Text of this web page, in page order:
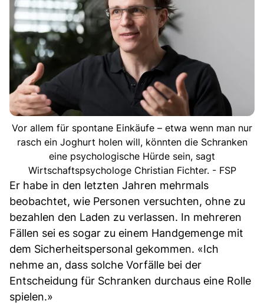
Vor allem für spontane Einkäufe – etwa wenn man nur
rasch ein Joghurt holen will, könnten die Schranken
eine psychologische Hürde sein, sagt
Wirtschaftspsychologe Christian Fichter. - FSP
Er habe in den letzten Jahren mehrmals
beobachtet, wie Personen versuchten, ohne zu
bezahlen den Laden zu verlassen. In mehreren
Fällen sei es sogar zu einem Handgemenge mit
dem Sicherheitspersonal gekommen. «Ich
nehme an, dass solche Vorfälle bei der
Entscheidung für Schranken durchaus eine Rolle
spielen.»